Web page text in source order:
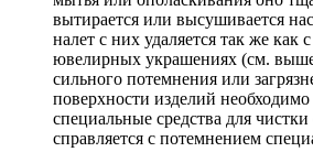
вытирается или высушивается
налет с них удаляется так же как
ювелирных украшениях (см.
сильного потемнения или
поверхности изделий необходимо
специальные средства для
справляется с потемнением